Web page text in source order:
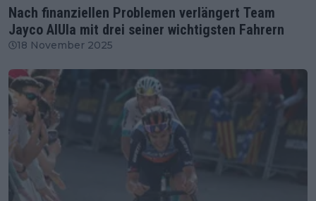
Nach finanziellen Problemen verlängert Team
Jayco AlUla mit drei seiner wichtigsten Fahrern
18 November 2025